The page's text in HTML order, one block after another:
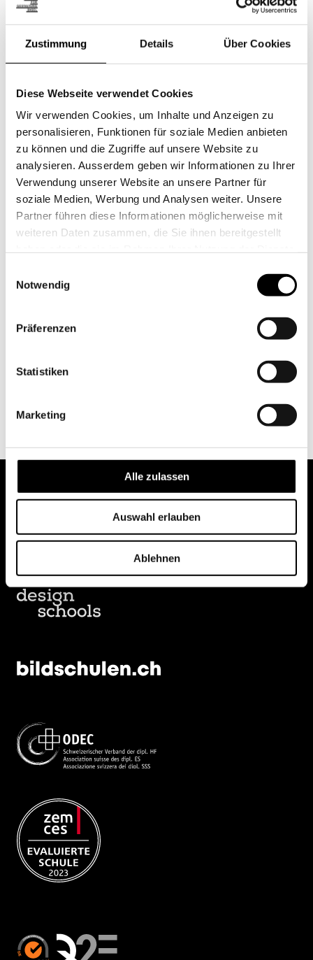
Zustimmung Details Über Cookies
Diese Webseite verwendet Cookies
Wir verwenden Cookies, um Inhalte und Anzeigen zu
personalisieren, Funktionen für soziale Medien anbieten
zu können und die Zugriffe auf unsere Website zu
analysieren. Ausserdem geben wir Informationen zu Ihrer
Verwendung unserer Website an unsere Partner für
soziale Medien, Werbung und Analysen weiter. Unsere
Partner führen diese Informationen möglicherweise mit
weiteren Daten zusammen, die Sie ihnen bereitgestellt
Notwendig
Präferenzen
Statistiken
Marketing
Alle zulassen
Auswahl erlauben
Ablehnen